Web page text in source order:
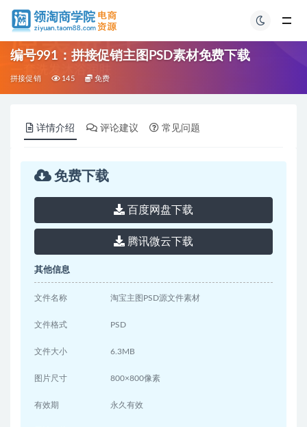
编号991：拼接促销主图PSD素材免费下载
拼接促销 145 免费
详情介绍 评论建议 常见问题
免费下载
百度网盘下载
腾讯微云下载
其他信息
文件名称 淘宝主图PSD源文件素材
文件格式 PSD
文件大小 6.3MB
图片尺寸 800×800像素
有效期 永久有效